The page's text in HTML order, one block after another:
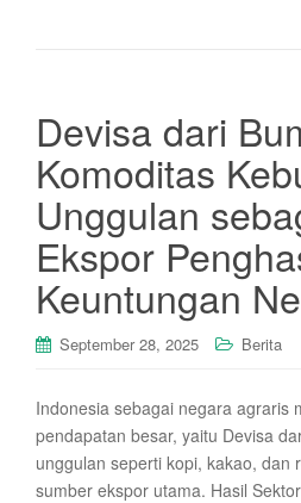
Devisa dari
Komoditas
Unggulan
Ekspor
Keuntungan
September 28, 2025 Berita
Indonesia sebagai negara agraris
pendapatan besar, yaitu Devisa
unggulan seperti kopi, kakao, dan
sumber ekspor utama. Hasil